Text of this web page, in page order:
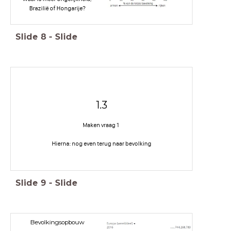
Brazilië of Hongarije?
Slide 8 - Slide
1.3
Maken vraag 1
Hierna: nog even terug naar bevolking
Slide 9 - Slide
Bevolkingsopbouw